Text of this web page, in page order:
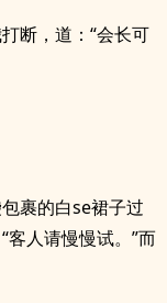
断，道：“会长可
裹的白se裙子过
客人请慢慢试。”而